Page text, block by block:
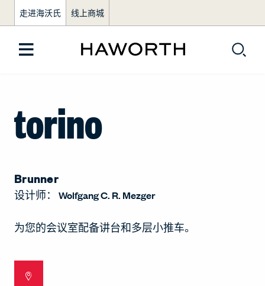
走进海沃氏 线上商城
torino
Brunner
设计师： Wolfgang C. R. Mezger
为您的会议室配备讲台和多层小推车。